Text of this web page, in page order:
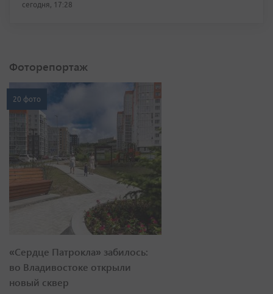
сегодня, 17:28
Фоторепортаж
20 фото
«Сердце Патрокла» забилось:
во Владивостоке открыли
новый сквер